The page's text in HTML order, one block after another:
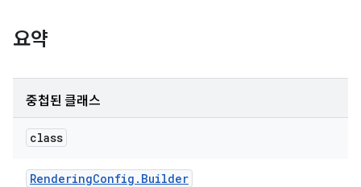
요약
중첩된 클래스
class
RenderingConfig . Builder